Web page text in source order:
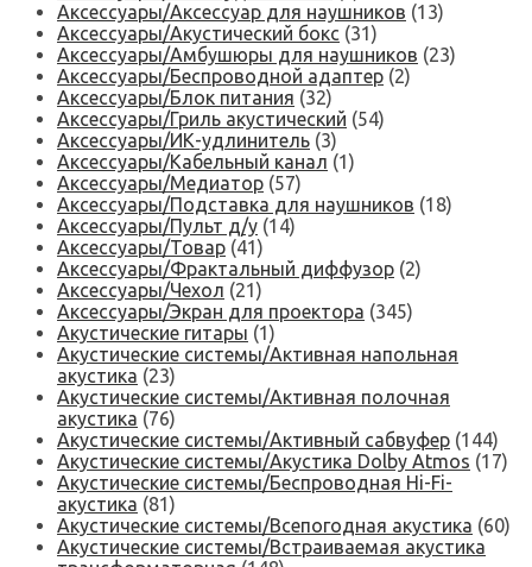
Аксессуары/Аксессуар для наушников (13)
Аксессуары/Акустический бокс (31)
Аксессуары/Амбушюры для наушников (23)
Аксессуары/Беспроводной адаптер (2)
Аксессуары/Блок питания (32)
Аксессуары/Гриль акустический (54)
Аксессуары/ИК-удлинитель (3)
Аксессуары/Кабельный канал (1)
Аксессуары/Медиатор (57)
Аксессуары/Подставка для наушников (18)
Аксессуары/Пульт д/у (14)
Аксессуары/Товар (41)
Аксессуары/Фрактальный диффузор (2)
Аксессуары/Чехол (21)
Аксессуары/Экран для проектора (345)
Акустические гитары (1)
Акустические системы/Активная напольная
акустика (23)
Акустические системы/Активная полочная
акустика (76)
Акустические системы/Активный сабвуфер (144)
Акустические системы/Акустика Dolby Atmos (17)
Акустические системы/Беспроводная Hi-Fi-
акустика (81)
Акустические системы/Всепогодная акустика (60)
Акустические системы/Встраиваемая акустика